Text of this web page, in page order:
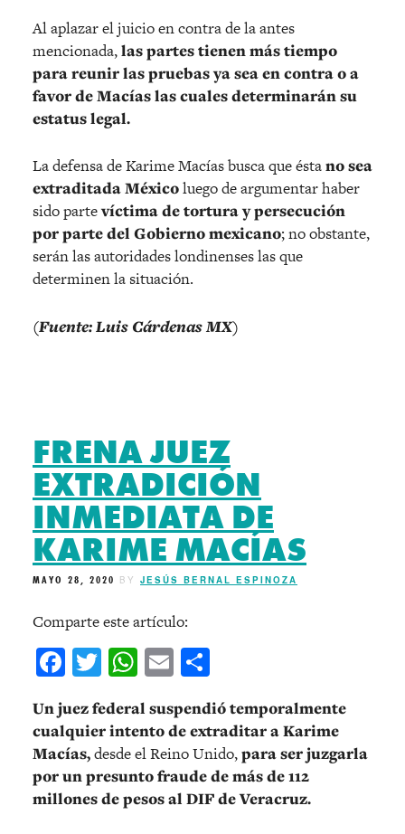
Al aplazar el juicio en contra de la antes
mencionada,las partes tienen más tiempo
para reunir las pruebas ya sea en contra o a
favor de Macías las cuales determinarán su
estatus legal.
La defensa de Karime Macías busca que éstano sea
extraditada Méxicoluego de argumentar haber
sido partevíctima de tortura y persecución
por parte del Gobierno mexicano; no obstante,
serán las autoridades londinenses las que
determinen la situación.
(Fuente: Luis Cárdenas MX)
FRENA JUEZ
EXTRADICIÓN
INMEDIATA DE
KARIME MACÍAS
MAYO 28, 2020 BY JESÚS BERNAL ESPINOZA
Comparte este artículo:
Facebook
Twitter
WhatsApp
Email
Un juez federal suspendió temporalmente
cualquier intento de extraditar a Karime
Macías,desde el Reino Unido,para ser juzgarla
por un presunto fraude de más de 112
millones de pesos al DIF de Veracruz.